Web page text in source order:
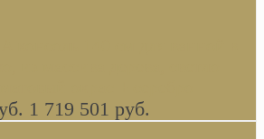
из массива дерева, светло
окрас + серебро
1 719 501 руб.